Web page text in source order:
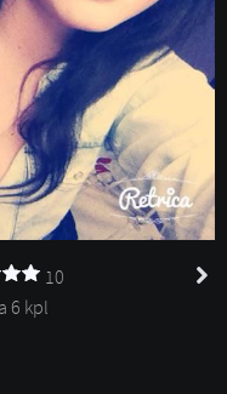
10
6 kpl